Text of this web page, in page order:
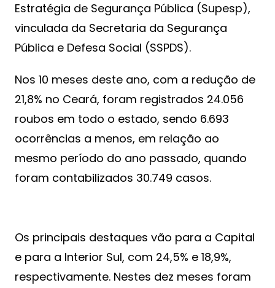
Estratégia de Segurança Pública (Supesp),
vinculada da Secretaria da Segurança
Pública e Defesa Social (SSPDS).
Nos 10 meses deste ano, com a redução de
21,8% no Ceará, foram registrados 24.056
roubos em todo o estado, sendo 6.693
ocorrências a menos, em relação ao
mesmo período do ano passado, quando
foram contabilizados 30.749 casos.
Os principais destaques vão para a Capital
e para a Interior Sul, com 24,5% e 18,9%,
respectivamente. Nestes dez meses foram